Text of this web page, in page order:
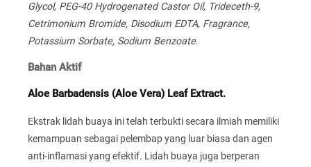
Glycol, PEG-40 Hydrogenated Castor Oil, Trideceth-9,
Cetrimonium Bromide, Disodium EDTA, Fragrance,
Potassium Sorbate, Sodium Benzoate.
Bahan Aktif
Aloe Barbadensis (Aloe Vera) Leaf Extract.
Ekstrak lidah buaya ini telah terbukti secara ilmiah memiliki
kemampuan sebagai pelembap yang luar biasa dan agen
anti-inflamasi yang efektif. Lidah buaya juga berperan